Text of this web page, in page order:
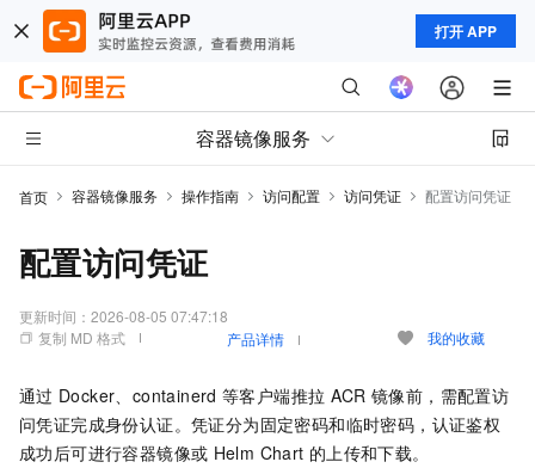
打开 APP
容器镜像服务
首页 容器镜像服务 操作指南 访问配置 访问凭证 配置访问凭证
配置访问凭证
更新时间： 2026-08-05 07:47:18
复制 MD 格式
产品详情 我的收藏
通过 Docker、containerd 等客户端推拉 ACR 镜像前，需配置访
问凭证完成身份认证。凭证分为固定密码和临时密码，认证鉴权
成功后可进行容器镜像或 Helm Chart 的上传和下载。